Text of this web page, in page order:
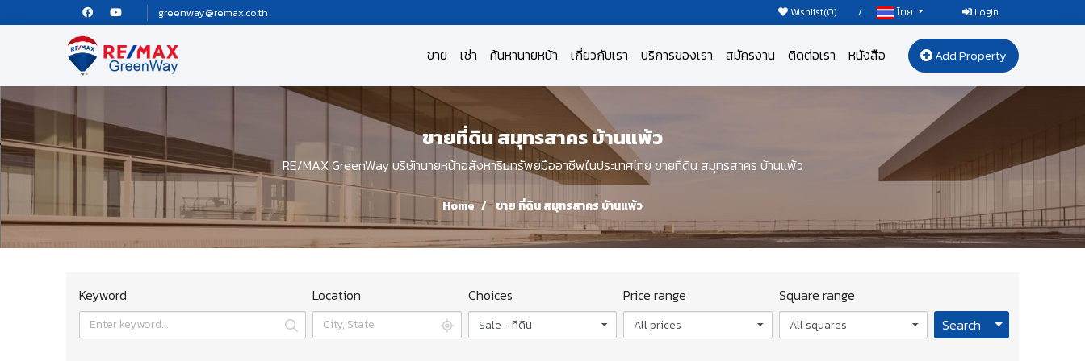
greenway@remax.co.th Wishlist(0) / ไทย Login
ขาย เช่า ค้นหานายหน้า เกี่ยวกับเรา บริการของเรา สมัครงาน ติดต่อเรา หนังสือ Add Property
ขายที่ดิน สมุทรสาคร บ้านแพ้ว
RE/MAX GreenWay บริษัทนายหน้าอสังหาริมทรัพย์มืออาชีพในประเทศไทย ขายที่ดิน สมุทรสาคร บ้านแพ้ว
Home ขาย ที่ดิน สมุทรสาคร บ้านแพ้ว
Keyword Location Choices
Sale - ที่ดิน
Price range
All prices
Square range
All squares Search Toggle